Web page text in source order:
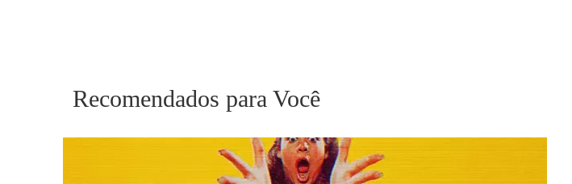
Recomendados para Você